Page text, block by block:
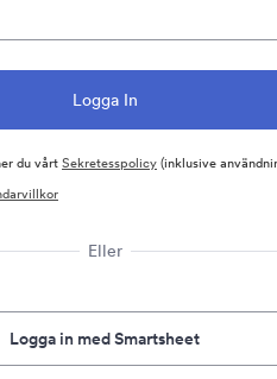
du vårtSekretesspolicy(inklusive
Eller
Logga in med Smartsheet